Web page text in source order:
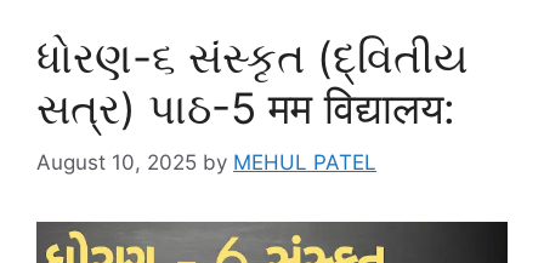
ધોરણ-૬ સંસ્કૃત (દ્વિતીય
સત્ર) પાઠ-5 मम विद्यालय:
August 10, 2025 by MEHUL PATEL